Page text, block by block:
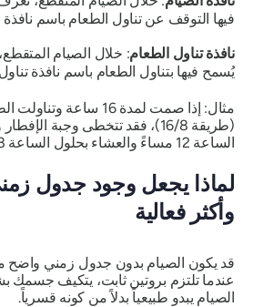
فيها التوقف عن تناول الطعام باسم نافذة
نافذة تناول الطعام: خلال الصيام المتقطع،
يُسمح فيها بتناول الطعام باسم نافذة تناول
(طريقة 16/8)، فقد تتخطى وجبة
الساعة 12 مساءً والعشاء بحلول الساعة 8 مساءً.
لماذا يجعل وجود جدول
وأكثر فعالية
قد يكون الصيام بدون جدول زمني واضح
عندما تلتزم بروتين ثابت، يتكيف جسمك
الصيام يبدو طبيعياً بدلاً من كونه قسرياً.